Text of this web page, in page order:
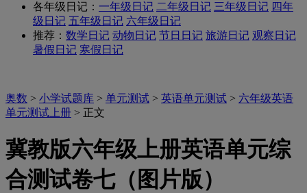
各年级日记： 一年级日记 二年级日记 三年级日记 四年
级日记 五年级日记 六年级日记
推荐： 数学日记 动物日记 节日日记 旅游日记 观察日记
暑假日记 寒假日记
奥数 > 小学试题库 > 单元测试 > 英语单元测试 > 六年级英语
单元测试上册 > 正文
冀教版六年级上册英语单元综
合测试卷七（图片版）